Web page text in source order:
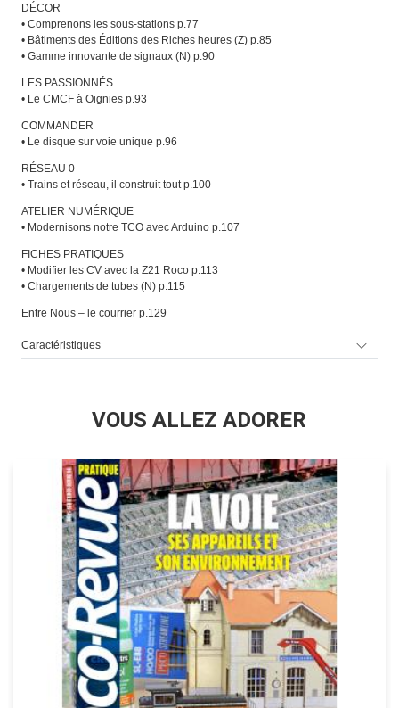
DÉCOR
• Comprenons les sous-stations p.77
• Bâtiments des Éditions des Riches heures (Z) p.85
• Gamme innovante de signaux (N) p.90
LES PASSIONNÉS
• Le CMCF à Oignies p.93
COMMANDER
• Le disque sur voie unique p.96
RÉSEAU 0
• Trains et réseau, il construit tout p.100
ATELIER NUMÉRIQUE
• Modernisons notre TCO avec Arduino p.107
FICHES PRATIQUES
• Modifier les CV avec la Z21 Roco p.113
• Chargements de tubes (N) p.115
Entre Nous – le courrier p.129
Caractéristiques
VOUS ALLEZ ADORER